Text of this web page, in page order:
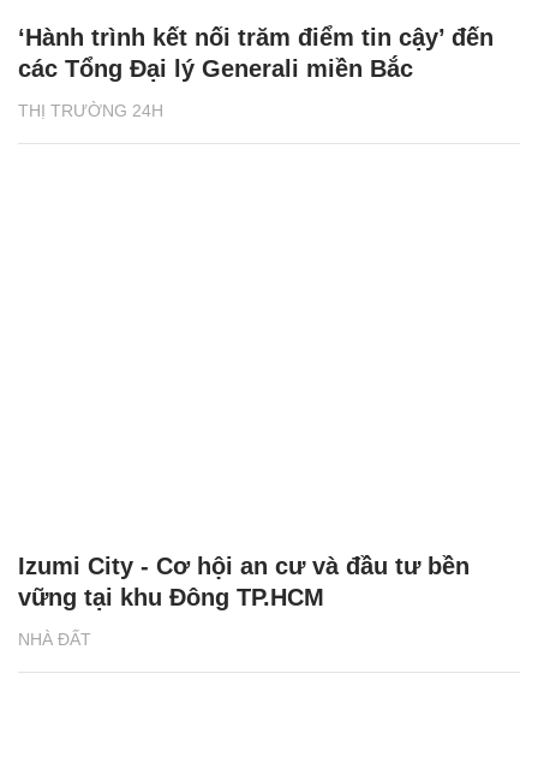
THỊ TRƯỜNG 24H
‘Hành trình kết nối trăm điểm tin cậy’ đến
các Tổng Đại lý Generali miền Bắc
NHÀ ĐẤT
Izumi City - Cơ hội an cư và đầu tư bền
vững tại khu Đông TP.HCM